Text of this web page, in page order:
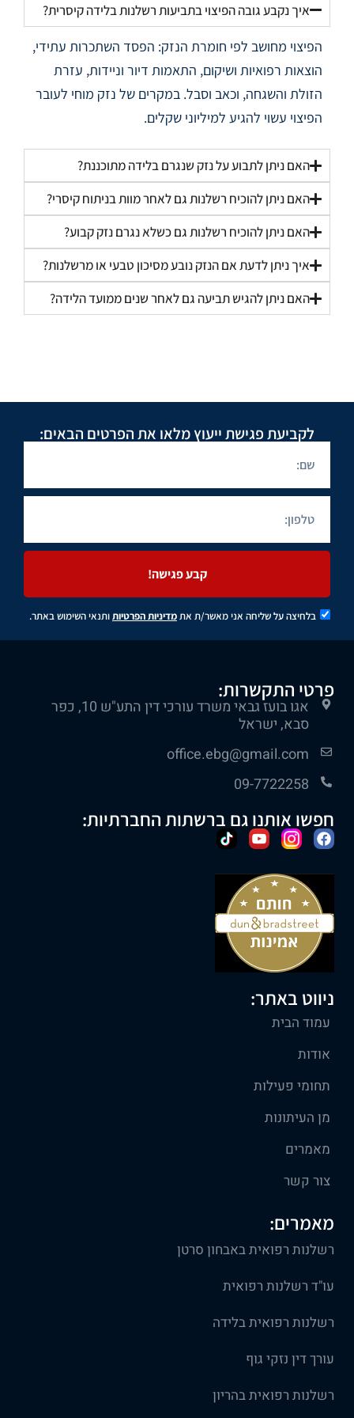
איך נקבע גובה הפיצוי בתביעות רשלנות בלידה קיסרית?
הפיצוי מחושב לפי חומרת הנזק: הפסד השתכרות עתידי,
הוצאות רפואיות ושיקום, התאמות דיור וניידות, עזרת
הזולת והשגחה, וכאב וסבל. במקרים של נזק מוחי לעובר
הפיצוי עשוי להגיע למיליוני שקלים.
האם ניתן לתבוע על נזק שנגרם בלידה מתוכננת?
האם ניתן להוכיח רשלנות גם לאחר מוות בניתוח קיסרי?
האם ניתן להוכיח רשלנות גם כשלא נגרם נזק קבוע?
איך ניתן לדעת אם הנזק נובע מסיכון טבעי או מרשלנות?
האם ניתן להגיש תביעה גם לאחר שנים ממועד הלידה?
לקביעת פגישת ייעוץ מלאו את הפרטים הבאים:
בלחיצה על שליחה אני מאשר/ת אתמדיניות הפרטיותותנאי השימוש באתר.
קבע פגישה!
פרטי התקשרות:
אגו בועז גבאי משרד עורכי דין התע"ש 10, כפר
סבא, ישראל
office.ebg@gmail.com
09-7722258
חפשו אותנו גם ברשתות החברתיות:
ניווט באתר:
עמוד הבית
אודות
תחומי פעילות
מן העיתונות
מאמרים
צור קשר
מאמרים:
רשלנות רפואית באבחון סרטן
עו"ד רשלנות רפואית
רשלנות רפואית בלידה
עורך דין נזקי גוף
רשלנות רפואית בהריון